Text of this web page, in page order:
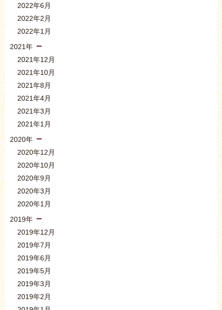
2022年6月
2022年2月
2022年1月
2021年
2021年12月
2021年10月
2021年8月
2021年4月
2021年3月
2021年1月
2020年
2020年12月
2020年10月
2020年9月
2020年3月
2020年1月
2019年
2019年12月
2019年7月
2019年6月
2019年5月
2019年3月
2019年2月